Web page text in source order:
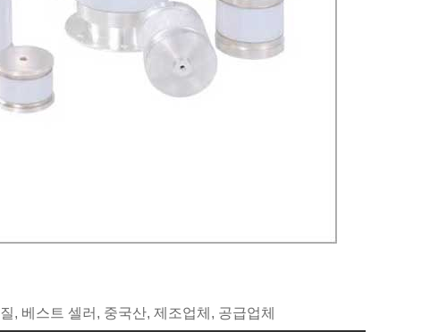
, 베스트 셀러, 중국산, 제조업체, 공급업체